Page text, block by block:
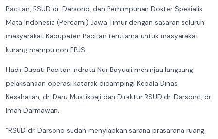
Pacitan, RSUD dr. Darsono, dan Perhimpunan Dokter Spesialis
Mata Indonesia (Perdami) Jawa Timur dengan sasaran seluruh
masyarakat Kabupaten Pacitan terutama untuk masyarakat
kurang mampu non BPJS.
Hadir Bupati Pacitan Indrata Nur Bayuaji meninjau langsung
pelaksanaan operasi katarak didampingi Kepala Dinas
Kesehatan, dr. Daru Mustikoaji dan Direktur RSUD dr. Darsono, dr.
Iman Darmawan.
“RSUD dr. Darsono sudah menyiapkan sarana prasarana ruang